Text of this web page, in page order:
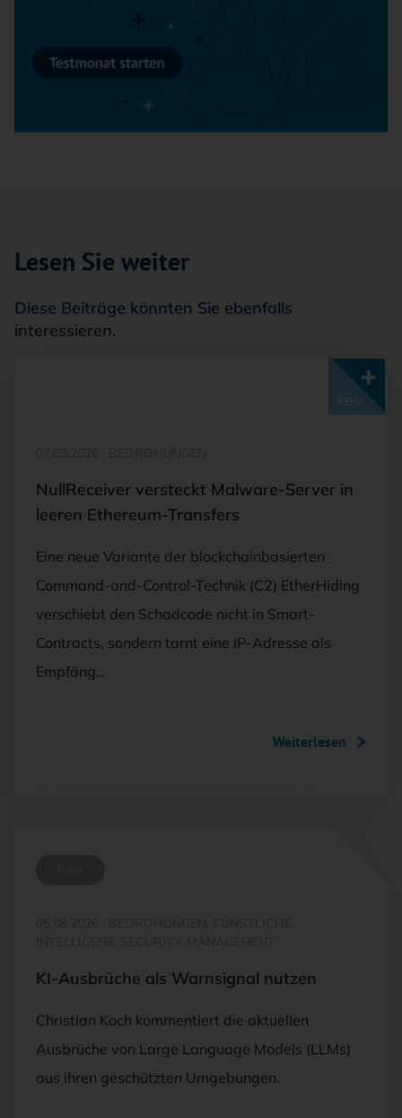
Lesen Sie weiter
Diese Beiträge könnten Sie ebenfalls
interessieren.
NullReceiver versteckt Malware-Server in
leeren Ethereum-Transfers
Eine neue Variante der blockchainbasierten
Command-and-Control-Technik (C2) EtherHiding
verschiebt den Schadcode nicht in Smart-
Contracts, sondern tarnt eine IP-Adresse als
Empfäng…
Weiterlesen
KI-Ausbrüche als Warnsignal nutzen
Christian Koch kommentiert die aktuellen
Ausbrüche von Large Language Models (LLMs)
aus ihren geschützten Umgebungen.